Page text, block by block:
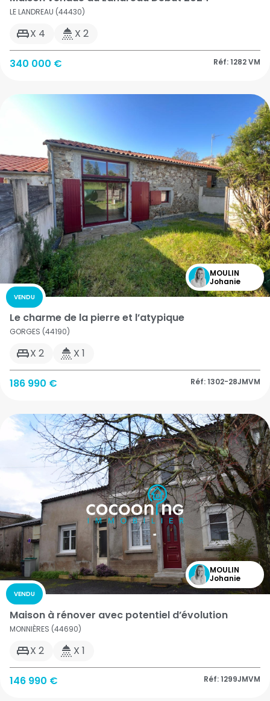
LE LANDREAU (44430)
X 4 X 2
340 000 € Réf: 1282 VM
Le charme de la pierre et l’atypique
GORGES (44190)
X 2 X 1
186 990 € Réf: 1302-28JMVM
VENDU
MOULIN
Johanie
Maison à rénover avec potentiel d’évolution
MONNIÈRES (44690)
X 2 X 1
146 990 € Réf: 1299JMVM
VENDU
MOULIN
Johanie